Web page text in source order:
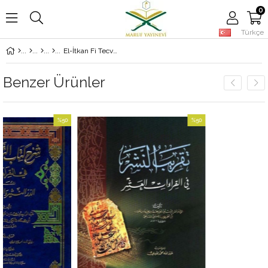
Türkçe
0
El-İtkan Fi Tecvidil-Kuran Lil-Muallim Vel-Müteallim - الإتقان في تجويد القرآن برواية حفص عن عاصم من طريق الشاطبية والتيسير إعادة صياغة علم التجويد كما تلقاه السلف الصالح ومعه الإصباح لنظم ما لحفص من الروضة والمصباح
Benzer Ürünler
%50
İndirim
%50İndirim
%50İndirim